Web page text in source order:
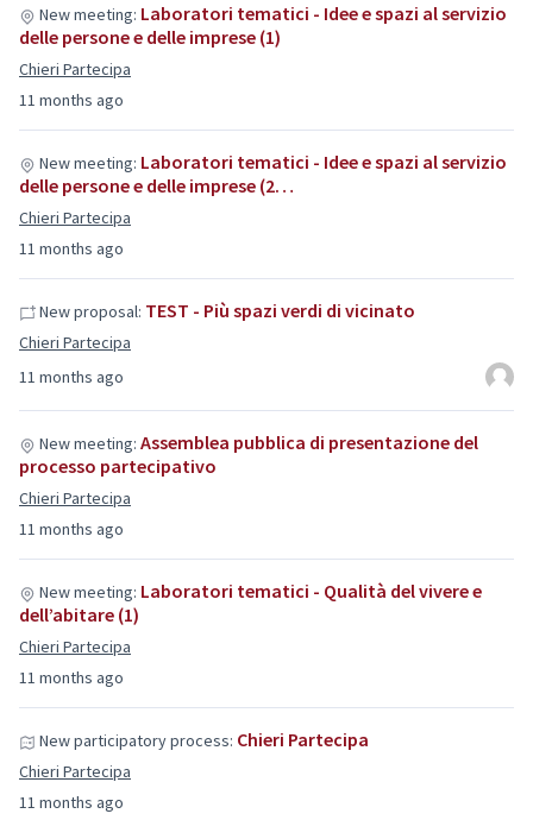
11 months ago
New meeting: Laboratori tematici - Idee e spazi al servizio
delle persone e delle imprese (1)
Chieri Partecipa
11 months ago
New meeting: Laboratori tematici - Idee e spazi al servizio
delle persone e delle imprese (2…
Chieri Partecipa
11 months ago
New proposal: TEST - Più spazi verdi di vicinato
Chieri Partecipa
11 months ago
New meeting: Assemblea pubblica di presentazione del
processo partecipativo
Chieri Partecipa
11 months ago
New meeting: Laboratori tematici - Qualità del vivere e
dell’abitare (1)
Chieri Partecipa
11 months ago
New participatory process: Chieri Partecipa
Chieri Partecipa